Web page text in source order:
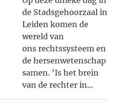
de Stadsgehoorzaal in
Leiden komen de
wereld van
ons rechtssysteem en
de hersenwetenschap
samen. 'Is het brein
van de rechter in...